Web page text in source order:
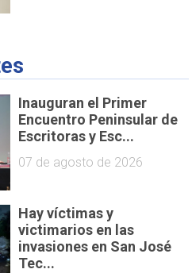
Inauguran el Primer
Encuentro Peninsular de
Escritoras y Esc...
07 de agosto de 2026
Hay víctimas y
victimarios en las
invasiones en San José
Tec...